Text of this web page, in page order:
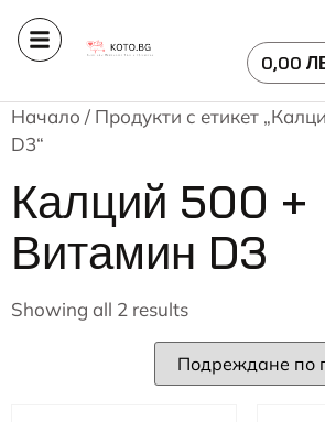
0,00
Начало / Продукти с етикет
D3“
Калций 500 +
Витамин D3
Showing all 2 results